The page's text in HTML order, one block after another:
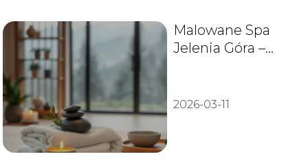
Malowane Spa
Jelenia Góra –
2026-03-11